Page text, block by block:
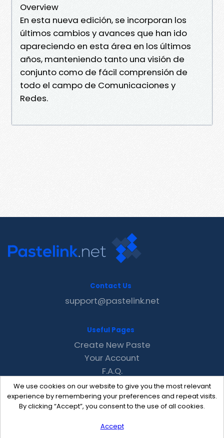
Overview
En esta nueva edición, se incorporan los
últimos cambios y avances que han ido
apareciendo en esta área en los últimos
años, manteniendo tanto una visión de
conjunto como de fácil comprensión de
todo el campo de Comunicaciones y
Redes.
We use cookies on our website to give you the most relevant
experience by remembering your preferences and repeat visits.
By clicking “Accept”, you consent to the use of all cookies.
Accept
Contact Us
support@pastelink.net
Useful Pages
Create New Paste
Your Account
F.A.Q.
Recent
Contact